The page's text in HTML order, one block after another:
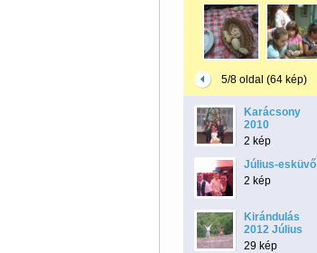
5/8 oldal (64 kép)
Karácsony
2010
2 kép
Július-esküvő
2 kép
Kirándulás
2012 Július
29 kép